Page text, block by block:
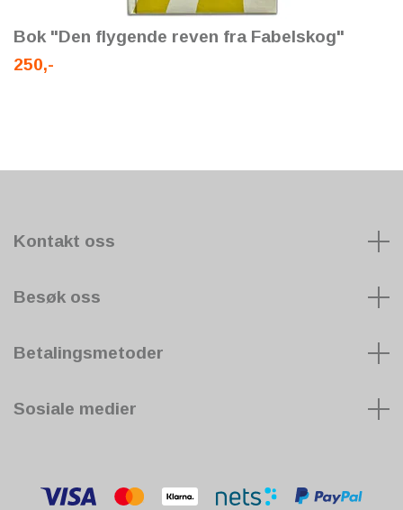
Bok "Den flygende reven fra Fabelskog"
250,-
Kontakt oss
Besøk oss
Betalingsmetoder
Sosiale medier